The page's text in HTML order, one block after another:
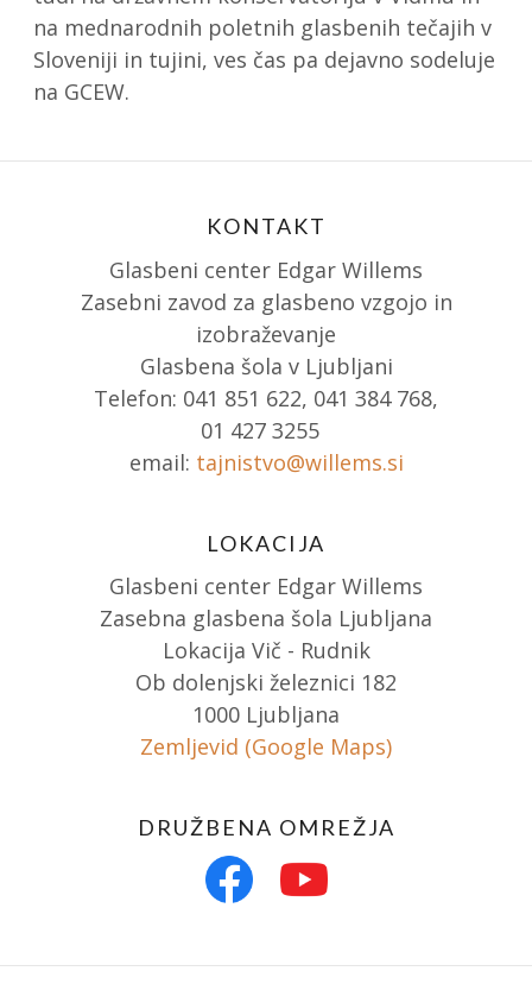
na mednarodnih poletnih glasbenih tečajih v
Sloveniji in tujini, ves čas pa dejavno sodeluje
na GCEW.
KONTAKT
Glasbeni center Edgar Willems
Zasebni zavod za glasbeno vzgojo in
izobraževanje
Glasbena šola v Ljubljani
Telefon: 041 851 622, 041 384 768,
01 427 3255
email: tajnistvo@willems.si
LOKACIJA
Glasbeni center Edgar Willems
Zasebna glasbena šola Ljubljana
Lokacija Vič - Rudnik
Ob dolenjski železnici 182
1000 Ljubljana
Zemljevid (Google Maps)
DRUŽBENA OMREŽJA